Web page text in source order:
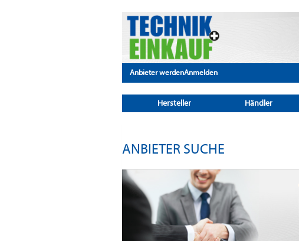
Anbieter werdenAnmelden
Hersteller Händler
ANBIETER SUCHE